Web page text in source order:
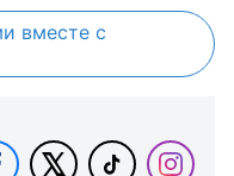
вместе с